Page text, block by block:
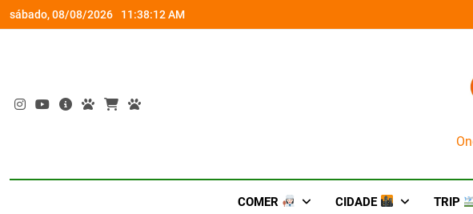
Skip
to
sábado, 08/08/2026 11:38:12 AM
gamer gratuita Ocupação gratuita ‘Boiúna’ traz a força das culturas
COMER CIDADE TRIP